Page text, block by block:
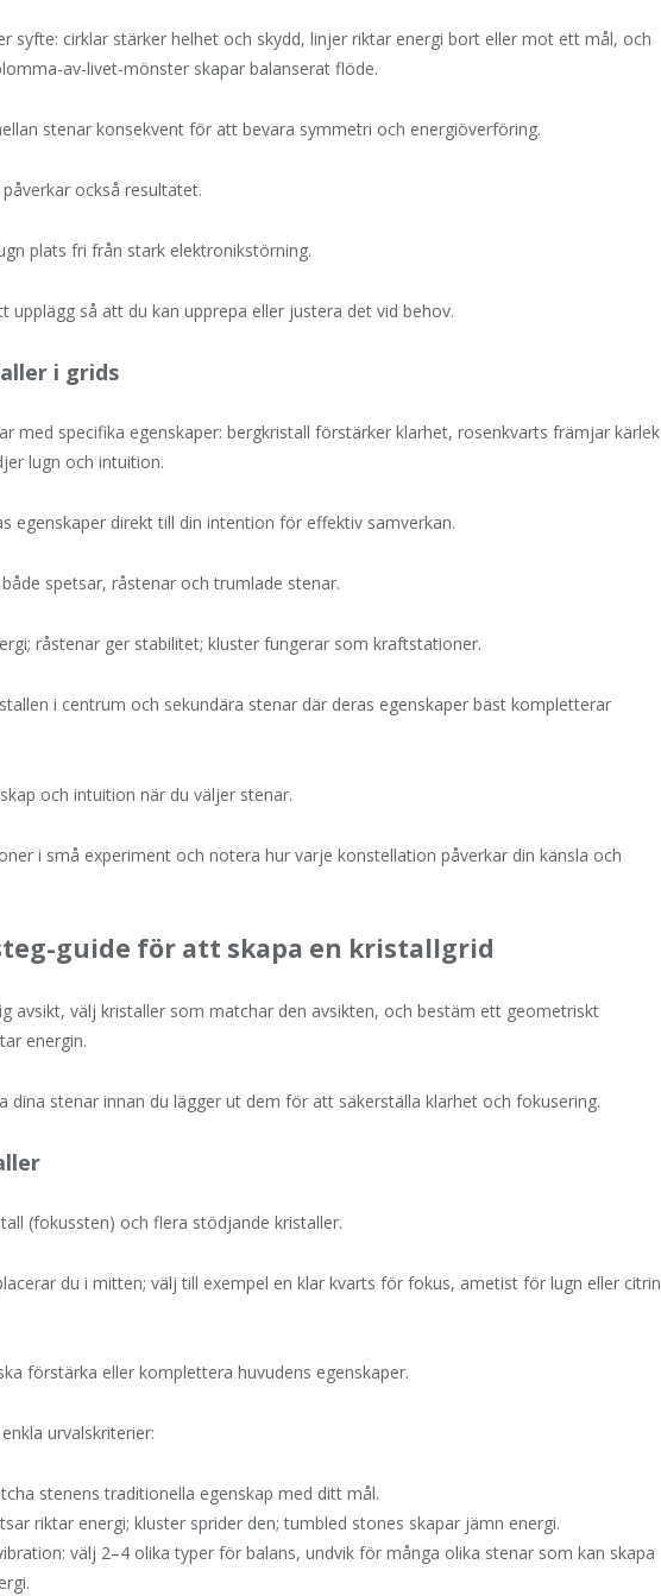
syfte: cirklar stärker helhet och skydd, linjer riktar energi bort eller mot ett mål, och
av-livet-mönster skapar balanserat flöde.
stenar konsekvent för att bevara symmetri och energiöverföring.
också resultatet.
plats fri från stark elektronikstörning.
upplägg så att du kan upprepa eller justera det vid behov.
i grids
med specifika egenskaper: bergkristall förstärker klarhet, rosenkvarts främjar kärlek
lugn och intuition.
egenskaper direkt till din intention för effektiv samverkan.
spetsar, råstenar och trumlade stenar.
råstenar ger stabilitet; kluster fungerar som kraftstationer.
i centrum och sekundära stenar där deras egenskaper bäst kompletterar
och intuition när du väljer stenar.
i små experiment och notera hur varje konstellation påverkar din känsla och
guide för att skapa en kristallgrid
avsikt, välj kristaller som matchar den avsikten, och bestäm ett geometriskt
energin.
dina stenar innan du lägger ut dem för att säkerställa klarhet och fokusering.
(fokussten) och flera stödjande kristaller.
du i mitten; välj till exempel en klar kvarts för fokus, ametist för lugn eller citrin
förstärka eller komplettera huvudens egenskaper.
urvalskriterier:
stenens traditionella egenskap med ditt mål.
riktar energi; kluster sprider den; tumbled stones skapar jämn energi.
välj 2–4 olika typer för balans, undvik för många olika stenar som kan skapa